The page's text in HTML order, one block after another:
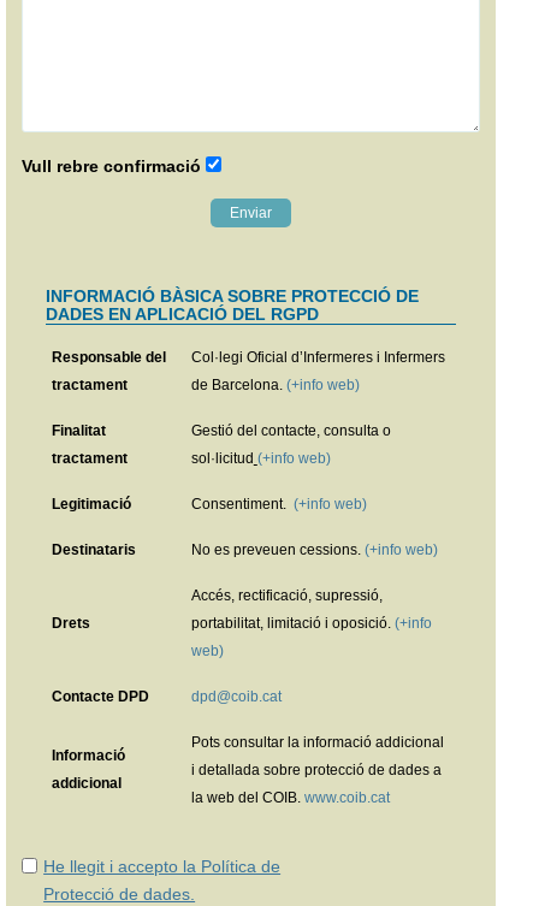
Vull rebre confirmació
INFORMACIÓ BÀSICA SOBRE PROTECCIÓ DE
DADES EN APLICACIÓ DEL RGPD
Responsable del
tractament
Col·legi Oficial d’Infermeres i Infermers
de Barcelona. (+info web)
Finalitat
tractament
Gestió del contacte, consulta o
sol·licitud (+info web)
Legitimació Consentiment. (+info web)
Destinataris No es preveuen cessions. (+info web)
Drets
Accés, rectificació, supressió,
portabilitat, limitació i oposició. (+info
web)
Contacte DPD dpd@coib.cat
Informació
addicional
Pots consultar la informació addicional
i detallada sobre protecció de dades a
la web del COIB. www.coib.cat
He llegit i accepto la Política de
Protecció de dades.